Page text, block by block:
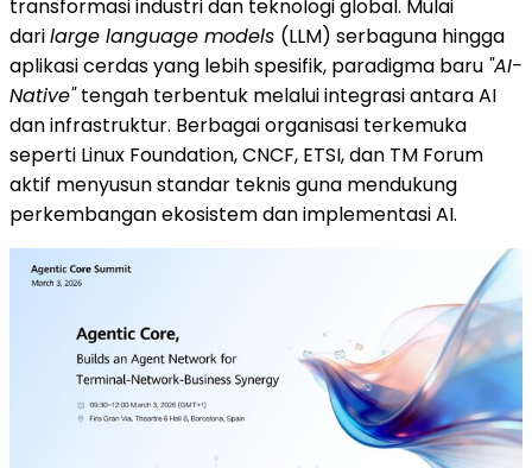
transformasi industri dan teknologi global. Mulai
darilarge language models (LLM) serbaguna hingga
aplikasi cerdas yang lebih spesifik, paradigma baru "AI-
Native"tengah terbentuk melalui integrasi antara AI
dan infrastruktur. Berbagai organisasi terkemuka
seperti Linux Foundation, CNCF, ETSI, dan TM Forum
aktif menyusun standar teknis guna mendukung
perkembangan ekosistem dan implementasi AI.